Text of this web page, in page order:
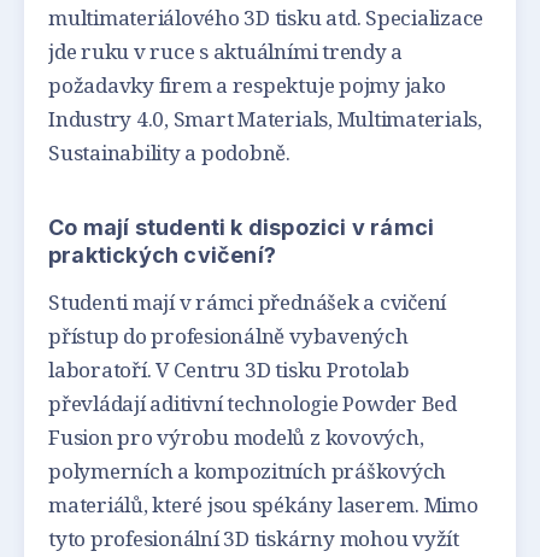
multimateriálového 3D tisku atd. Specializace
jde ruku v ruce s aktuálními trendy a
požadavky firem a respektuje pojmy jako
Industry 4.0, Smart Materials, Multimaterials,
Sustainability a podobně.
Co mají studenti k dispozici v rámci
praktických cvičení?
Studenti mají v rámci přednášek a cvičení
přístup do profesionálně vybavených
laboratoří. V Centru 3D tisku Protolab
převládají aditivní technologie Powder Bed
Fusion pro výrobu modelů z kovových,
polymerních a kompozitních práškových
materiálů, které jsou spékány laserem. Mimo
tyto profesionální 3D tiskárny mohou vyžít